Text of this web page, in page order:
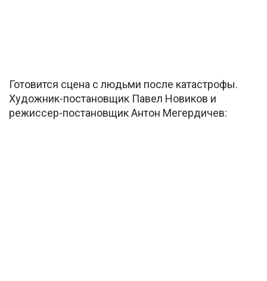
Готовится сцена с людьми после катастрофы.
Художник-постановщик Павел Новиков и
режиссер-постановщик Антон Мегердичев: